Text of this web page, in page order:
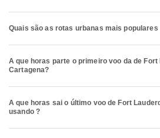
Quais são as rotas urbanas mais
A que horas parte o primeiro voo da de Fort
Cartagena?
A que horas sai o último voo de Fort
usando ?